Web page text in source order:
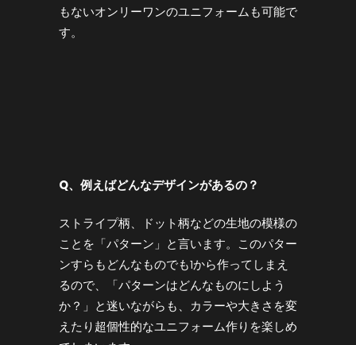
もないオンリーワンのユニフォームも可能で
す。
Q、例えばどんなデザインがあるの？
ストライプ柄、ドット柄などの生地の模様の
ことを「パターン」と言います。このパター
ンすらもどんなものでも1から作ってしまえ
るので、「パターンはどんなものにしよう
か？」と迷いながらも、カラーや大きさを変
えたり超個性的なユニフォーム作りを楽しめ